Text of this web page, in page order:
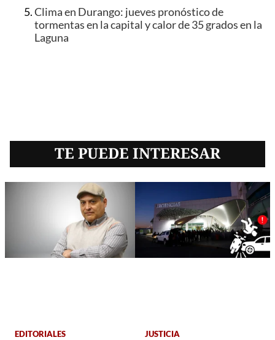
Clima en Durango: jueves pronóstico de
tormentas en la capital y calor de 35 grados en la
Laguna
TE PUEDE INTERESAR
EDITORIALES JUSTICIA